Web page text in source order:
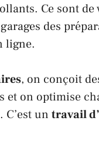
Ce sont de
des
ligne.
, on conçoit
et on optimise
un travail